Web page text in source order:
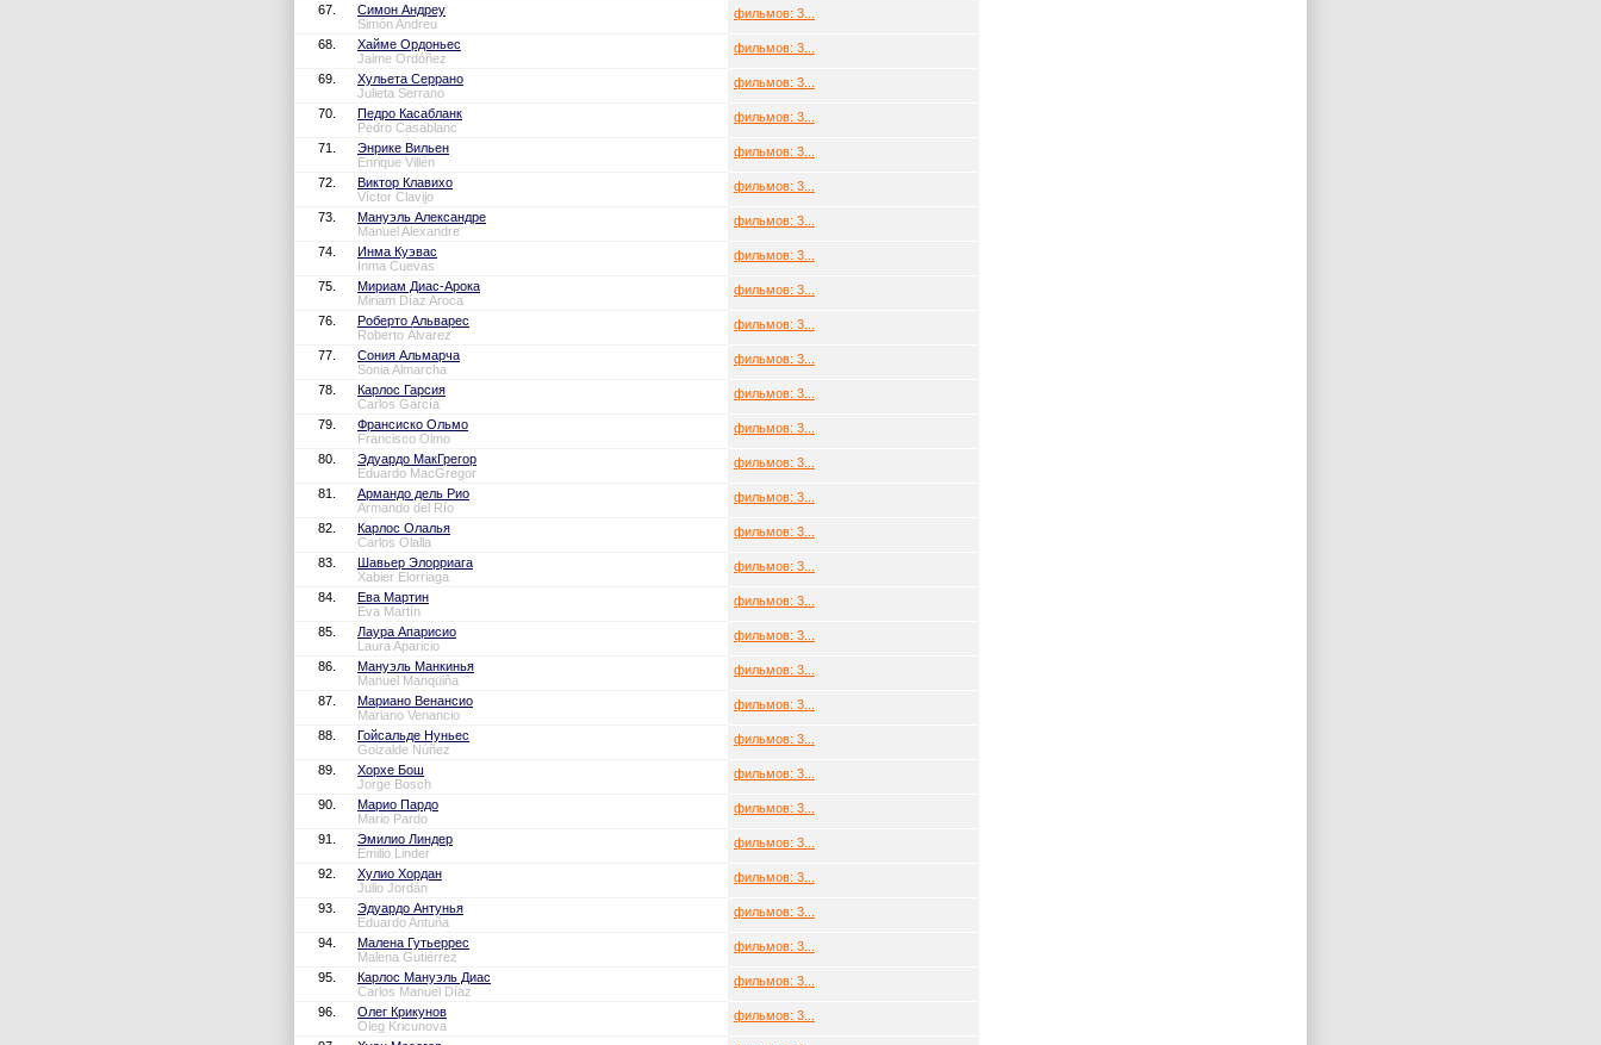
67.
Симон Андреу
Simón Andreu
фильмов: 3...
68.
Хайме Ордоньес
Jaime Ordóñez
фильмов: 3...
69.
Хульета Серрано
Julieta Serrano
фильмов: 3...
70.
Педро Касабланк
Pedro Casablanc
фильмов: 3...
71.
Энрике Вильен
Enrique Villén
фильмов: 3...
72.
Виктор Клавихо
Víctor Clavijo
фильмов: 3...
73.
Мануэль Александре
Manuel Alexandre
фильмов: 3...
74.
Инма Куэвас
Inma Cuevas
фильмов: 3...
75.
Мириам Диас-Арока
Miriam Díaz Aroca
фильмов: 3...
76.
Роберто Альварес
Roberto Álvarez
фильмов: 3...
77.
Сония Альмарча
Sonia Almarcha
фильмов: 3...
78.
Карлос Гарсия
Carlos García
фильмов: 3...
79.
Франсиско Ольмо
Francisco Olmo
фильмов: 3...
80.
Эдуардо МакГрегор
Eduardo MacGregor
фильмов: 3...
81.
Армандо дель Рио
Armando del Río
фильмов: 3...
82.
Карлос Олалья
Carlos Olalla
фильмов: 3...
83.
Шавьер Элорриага
Xabier Elorriaga
фильмов: 3...
84.
Ева Мартин
Eva Martín
фильмов: 3...
85.
Лаура Апарисио
Laura Aparicio
фильмов: 3...
86.
Мануэль Манкинья
Manuel Manquiña
фильмов: 3...
87.
Мариано Венансио
Mariano Venancio
фильмов: 3...
88.
Гойсальде Нуньес
Goizalde Núñez
фильмов: 3...
89.
Хорхе Бош
Jorge Bosch
фильмов: 3...
90.
Марио Пардо
Mario Pardo
фильмов: 3...
91.
Эмилио Линдер
Emilio Linder
фильмов: 3...
92.
Хулио Хордан
Julio Jordán
фильмов: 3...
93.
Эдуардо Антунья
Eduardo Antuña
фильмов: 3...
94.
Малена Гутьеррес
Malena Gutiérrez
фильмов: 3...
95.
Карлос Мануэль Диас
Carlos Manuel Díaz
фильмов: 3...
96.
Олег Крикунов
Oleg Kricunova
фильмов: 3...